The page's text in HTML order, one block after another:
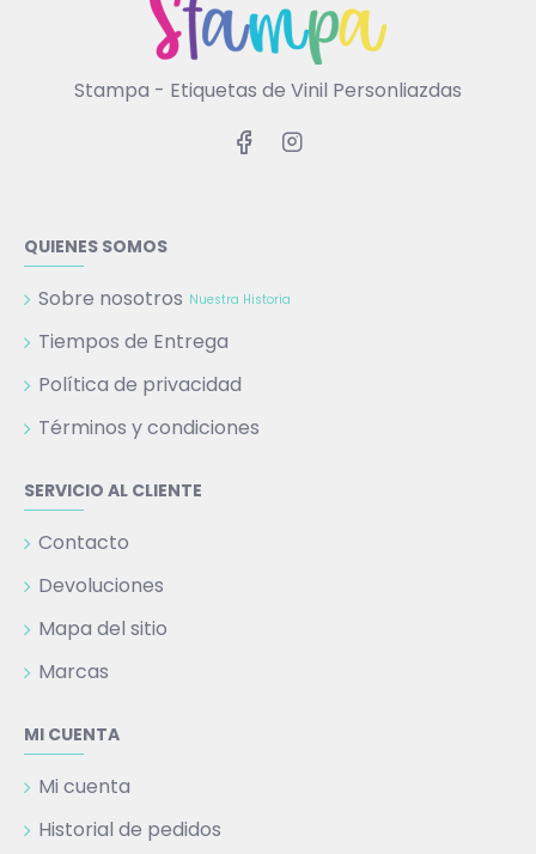
Stampa - Etiquetas de Vinil Personliazdas
QUIENES SOMOS
Sobre nosotros Nuestra Historia
Tiempos de Entrega
Política de privacidad
Términos y condiciones
SERVICIO AL CLIENTE
Contacto
Devoluciones
Mapa del sitio
Marcas
MI CUENTA
Mi cuenta
Historial de pedidos